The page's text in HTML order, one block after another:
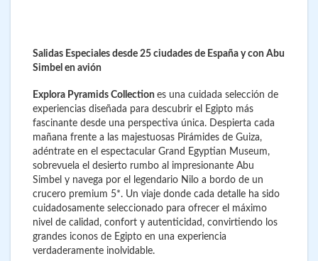
Salidas Especiales desde 25 ciudades de España y con Abu
Simbel en avión
Explora Pyramids Collection es una cuidada selección de
experiencias diseñada para descubrir el Egipto más
fascinante desde una perspectiva única. Despierta cada
mañana frente a las majestuosas Pirámides de Guiza,
adéntrate en el espectacular Grand Egyptian Museum,
sobrevuela el desierto rumbo al impresionante Abu
Simbel y navega por el legendario Nilo a bordo de un
crucero premium 5*. Un viaje donde cada detalle ha sido
cuidadosamente seleccionado para ofrecer el máximo
nivel de calidad, confort y autenticidad, convirtiendo los
grandes iconos de Egipto en una experiencia
verdaderamente inolvidable.